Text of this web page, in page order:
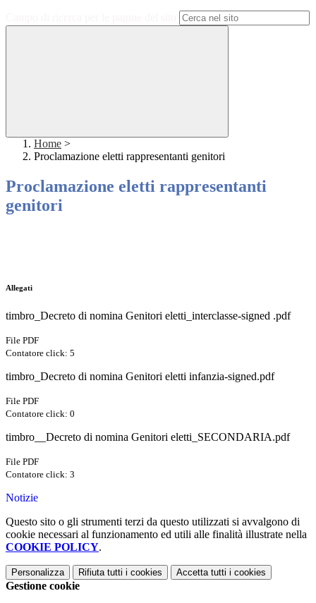
Home >
Proclamazione eletti rappresentanti genitori
Proclamazione eletti rappresentanti
genitori
Allegati
timbro_Decreto di nomina Genitori eletti_interclasse-signed .pdf
File PDF
Contatore click: 5
timbro_Decreto di nomina Genitori eletti infanzia-signed.pdf
File PDF
Contatore click: 0
timbro__Decreto di nomina Genitori eletti_SECONDARIA.pdf
File PDF
Contatore click: 3
Notizie
Questo sito o gli strumenti terzi da questo utilizzati si avvalgono di
cookie necessari al funzionamento ed utili alle finalità illustrate nella
COOKIE POLICY.
Personalizza Rifiuta tutti i cookies Accetta tutti i cookies
Gestione cookie